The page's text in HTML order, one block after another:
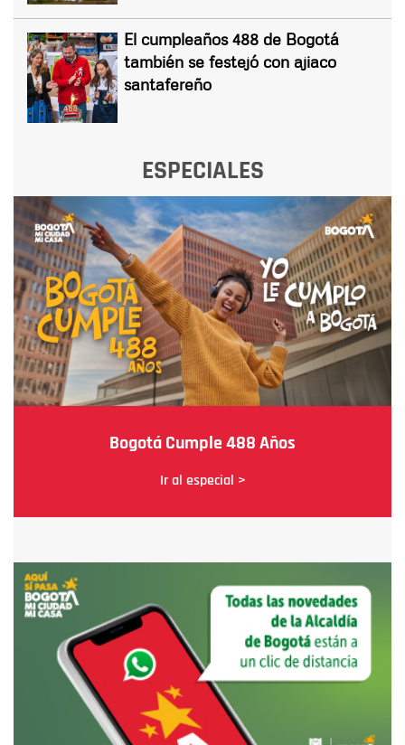
El cumpleaños 488 de Bogotá
también se festejó con ajiaco
santafereño
ESPECIALES
Bogotá Cumple 488 Años
Ir al especial >